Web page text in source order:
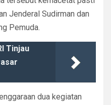
Jenderal Sudirman dan
Pemuda.
Tinjau
dua kegiatan